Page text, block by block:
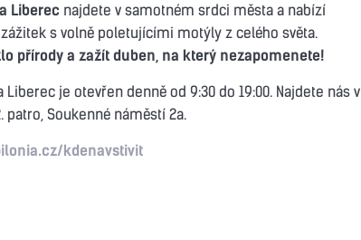
Liberec najdete v samotném srdci města a nabízí
s volně poletujícími motýly z celého světa.
přírody a zažít duben, na který nezapomenete!
je otevřen denně od 9:30 do 19:00. Najdete nás v
patro, Soukenné náměstí 2a.
kdenavstivit